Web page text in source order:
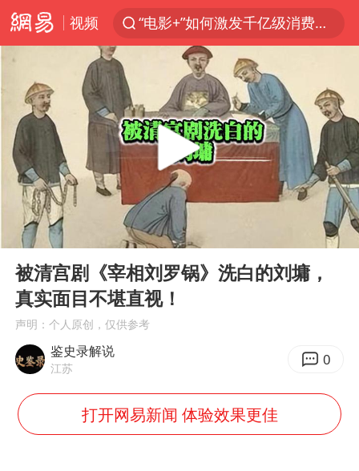
视频
“电影+”如何激发千亿级消费新活力？
中国女篮70-67险胜尼日利亚女篮
中巨芯：上半年归母净利润1405.77万元
38岁演员求职万岁山NPC成功
四川宜宾市高县4.9级地震致1人死亡
国乒男单横滨冠军赛全军覆没
秋天的第一杯奶茶到底有多火
美股存储板块集体大跌
广东雷州通报特教老师招聘违规事件
百花奖开幕式
胡彦斌韩磊 谁帮谁
Play
00:00
被清宫剧《宰相刘罗锅》洗白的刘墉，
真实面目不堪直视！
声明：个人原创，仅供参考
鉴史录解说
江苏 0
打开网易新闻 体验效果更佳